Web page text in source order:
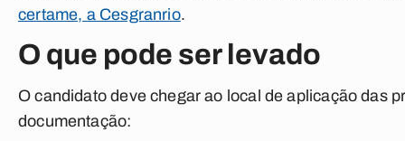
certame, a Cesgranrio.
O que pode ser levado
O candidato deve chegar ao local de aplicação das
documentação: